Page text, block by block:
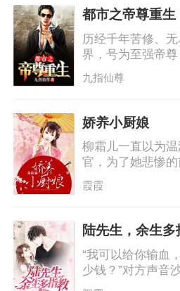
谶，她去哪哪儿
跟我玩心机？看
刀杀人不见血的
都市之帝尊重生
历经千年苦修、
界，号为至强帝
时因心魔、暗算
前的少年时代。
仅要打破前世桎梏
前尘不负卿。
九指仙尊
娇养小厨娘
柳霜儿一直以为
官，为了她悲惨
西顾，直到某日
原来这厮在玩夫
霞霞
陆先生，余生多
“我可以给你输血
少钱？”对方声音
的身份来说，钱